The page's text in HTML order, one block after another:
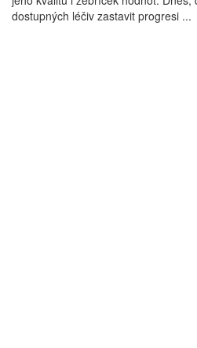
dostupných léčiv zastavit progresi ...